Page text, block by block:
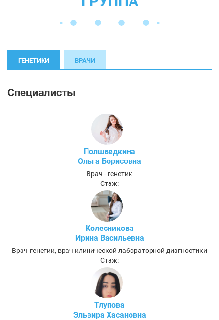
ГЕНЕТИКИ ВРАЧИ
Специалисты
Полшведкина
Ольга Борисовна
Врач - генетик
Стаж:
Колесникова
Ирина Васильевна
Врач-генетик, врач клинической лабораторной диагностики
Стаж:
Тлупова
Эльвира Хасановна